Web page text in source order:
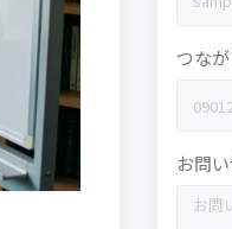
つな
お問